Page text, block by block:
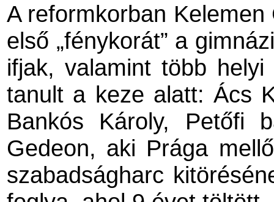
A reformkorban
első „fénykorát” a
ifjak, valamint több
tanult a keze alatt: Ács
Bankós Károly, Petőfi
Gedeon, aki Prága
szabadságharc